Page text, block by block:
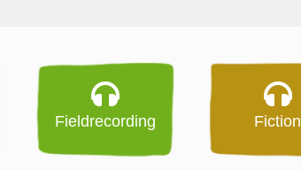
Fieldrecording Fiction